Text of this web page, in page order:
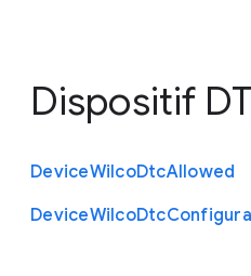
Dispositif
DeviceWilcoDtcAllowed
DeviceWilcoDtc